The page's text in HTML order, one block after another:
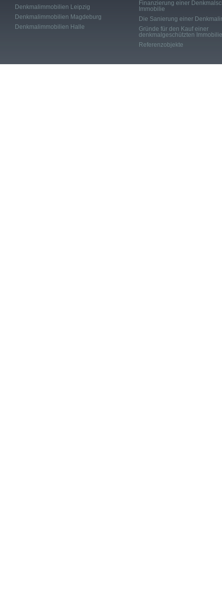
individuellen Steuervorteile
Denkmalimmobilien Leipzig
Denkmalimmobilien Magdeburg
Denkmalimmobilien Halle
Finanzierung einer
Immobilie
Die Sanierung einer
Gründe für den Kauf einer
denkmalgeschützten Immobilie
Referenzobjekte